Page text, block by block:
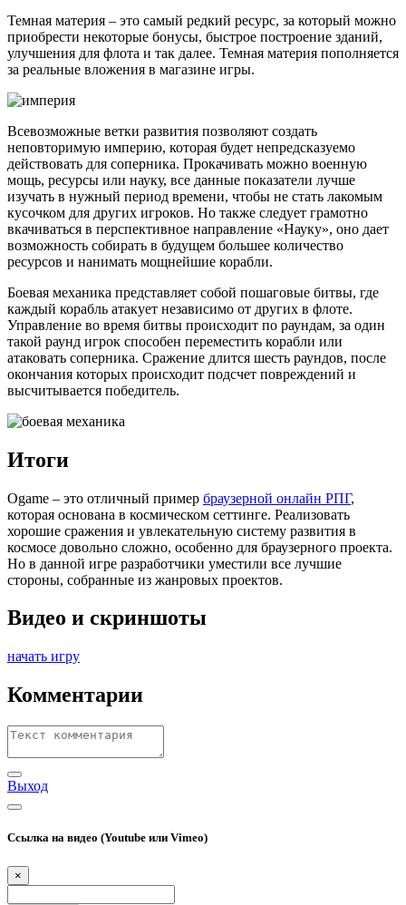
Темная материя – это самый редкий ресурс, за который можно
приобрести некоторые бонусы, быстрое построение зданий,
улучшения для флота и так далее. Темная материя пополняется
за реальные вложения в магазине игры.
Всевозможные ветки развития позволяют создать
неповторимую империю, которая будет непредсказуемо
действовать для соперника. Прокачивать можно военную
мощь, ресурсы или науку, все данные показатели лучше
изучать в нужный период времени, чтобы не стать лакомым
кусочком для других игроков. Но также следует грамотно
вкачиваться в перспективное направление «Науку», оно дает
возможность собирать в будущем большее количество
ресурсов и нанимать мощнейшие корабли.
Боевая механика представляет собой пошаговые битвы, где
каждый корабль атакует независимо от других в флоте.
Управление во время битвы происходит по раундам, за один
такой раунд игрок способен переместить корабли или
атаковать соперника. Сражение длится шесть раундов, после
окончания которых происходит подсчет повреждений и
высчитывается победитель.
Итоги
Ogame – это отличный пример браузерной онлайн РПГ,
которая основана в космическом сеттинге. Реализовать
хорошие сражения и увлекательную систему развития в
космосе довольно сложно, особенно для браузерного проекта.
Но в данной игре разработчики уместили все лучшие
стороны, собранные из жанровых проектов.
Видео и скриншоты
начать игру
Комментарии
Выход
Ссылка на видео (Youtube или Vimeo)
×